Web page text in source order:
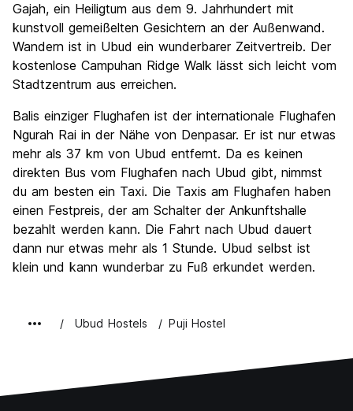
Gajah, ein Heiligtum aus dem 9. Jahrhundert mit
kunstvoll gemeißelten Gesichtern an der Außenwand.
Wandern ist in Ubud ein wunderbarer Zeitvertreib. Der
kostenlose Campuhan Ridge Walk lässt sich leicht vom
Stadtzentrum aus erreichen.
Balis einziger Flughafen ist der internationale Flughafen
Ngurah Rai in der Nähe von Denpasar. Er ist nur etwas
mehr als 37 km von Ubud entfernt. Da es keinen
direkten Bus vom Flughafen nach Ubud gibt, nimmst
du am besten ein Taxi. Die Taxis am Flughafen haben
einen Festpreis, der am Schalter der Ankunftshalle
bezahlt werden kann. Die Fahrt nach Ubud dauert
dann nur etwas mehr als 1 Stunde. Ubud selbst ist
klein und kann wunderbar zu Fuß erkundet werden.
Ubud Hostels Puji Hostel